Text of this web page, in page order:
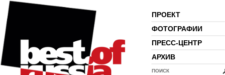
ПРОЕКТ
ФОТОГРАФИИ
ПРЕСС-ЦЕНТР
АРХИВ
ПОИСК